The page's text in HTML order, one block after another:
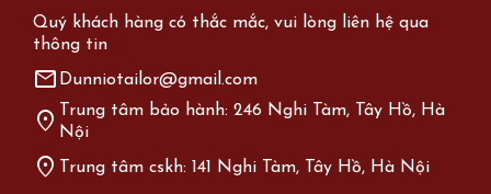
Quý khách hàng có thắc mắc, vui lòng liên hệ qua
thông tin
mail Dunniotailor@gmail.com
location_on
Trung tâm bảo hành: 246 Nghi Tàm, Tây Hồ, Hà
Nội
location_on Trung tâm cskh: 141 Nghi Tàm, Tây Hồ, Hà Nội